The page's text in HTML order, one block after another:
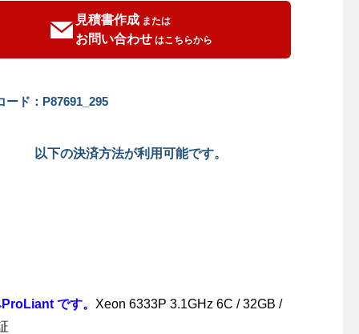
見積書作成 または
お問い合わせ はこちらから
ード：P87691_295
以下の決済方法が利用可能です。
です。 Xeon 6333P 3.1GHz 6C / 32GB /